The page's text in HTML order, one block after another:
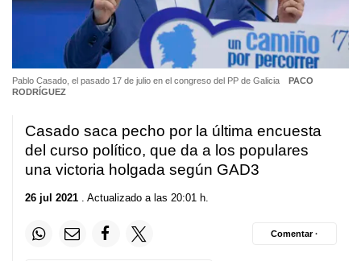
Pablo Casado, el pasado 17 de julio en el congreso del PP de Galicia
PACO
RODRÍGUEZ
Casado saca pecho por la última encuesta
del curso político, que da a los populares
una victoria holgada según GAD3
26 jul 2021 . Actualizado a las 20:01 h.
Comentar ·